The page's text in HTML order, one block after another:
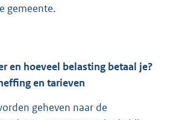
gemeente.
en hoeveel belasting betaal je?
en tarieven
geheven naar de